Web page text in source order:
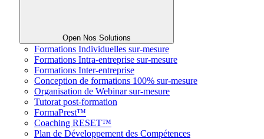
Open Nos Solutions
Formations Individuelles sur-mesure
Formations Intra-entreprise sur-mesure
Formations Inter-entreprise
Conception de formations 100% sur-mesure
Organisation de Webinar sur-mesure
Tutorat post-formation
FormaPrest™
Coaching RESET™
Plan de Développement des Compétences